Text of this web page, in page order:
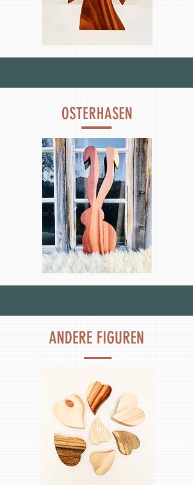
OSTERHASEN
ANDERE FIGUREN